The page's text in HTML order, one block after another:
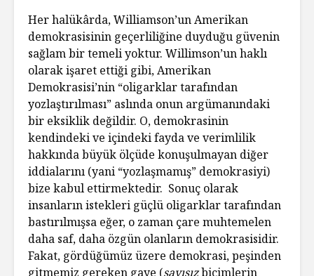
Her halükârda, Williamson’un Amerikan
demokrasisinin geçerliliğine duyduğu güvenin
sağlam bir temeli yoktur. Willimson’un haklı
olarak işaret ettiği gibi, Amerikan
Demokrasisi’nin “oligarklar tarafından
yozlaştırılması” aslında onun argümanındaki
bir eksiklik değildir. O, demokrasinin
kendindeki ve içindeki fayda ve verimlilik
hakkında büyük ölçüde konuşulmayan diğer
iddialarını (yani “yozlaşmamış” demokrasiyi)
bize kabul ettirmektedir. Sonuç olarak
insanların istekleri güçlü oligarklar tarafından
bastırılmışsa eğer, o zaman çare muhtemelen
daha saf, daha özgün olanların demokrasisidir.
Fakat, gördüğümüz üzere demokrasi, peşinden
gitmemiz gereken gaye (sayısızbiçimlerin